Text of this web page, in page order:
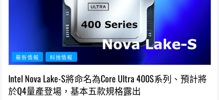
最新情報 科技情報
Intel Nova Lake-S將命名為Core Ultra 400S系列、預計將
於Q4量產登場，基本五款規格露出